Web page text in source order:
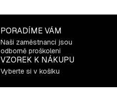
PORADÍME VÁM
Naši zaměstnanci jsou
odborně proškoleni
VZOREK K NÁKUPU
Vyberte si v košíku